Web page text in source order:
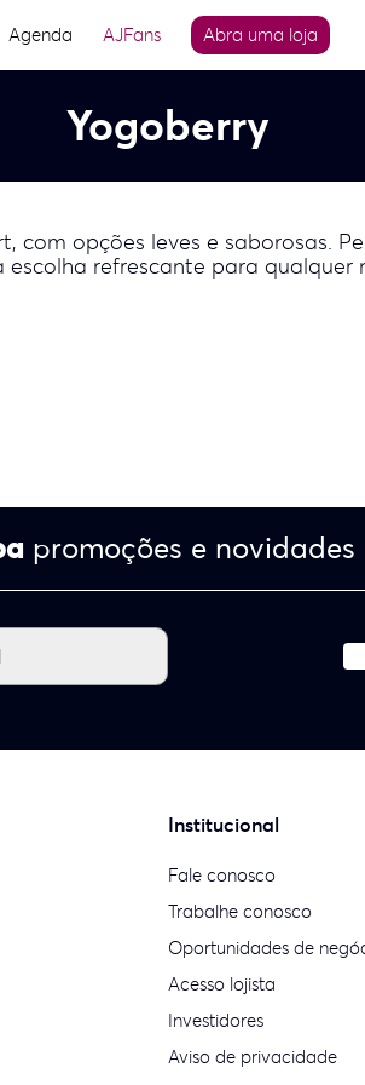
Agenda AJFans Abra uma loja
Yogoberry
com opções leves e saborosas.
refrescante para qualquer
promoções e
Institucional
Fale conosco
Trabalhe conosco
Oportunidades de
Acesso lojista
Investidores
Aviso de privacidade